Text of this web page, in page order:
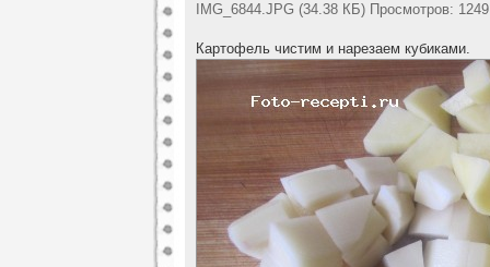
IMG_6844.JPG (34.38 КБ) Просмотров: 1249
Картофель чистим и нарезаем кубиками.